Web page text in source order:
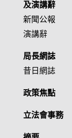
及演講辭
新聞公報
演講辭
局長網誌
昔日網誌
政策焦點
立法會事務